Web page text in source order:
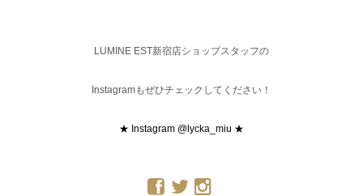
LUMINE EST新宿店ショップスタッフの
Instagramもぜひチェックしてください！
★ Instagram @lycka_miu ★